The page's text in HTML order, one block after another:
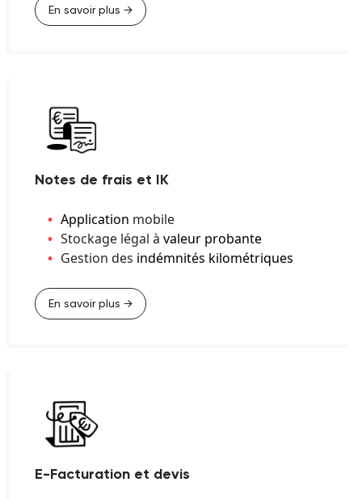
En savoir plus →
Notes de frais et IK
Application mobile
Stockage légal à valeur probante
Gestion des indémnités kilométriques
En savoir plus →
E-Facturation et devis